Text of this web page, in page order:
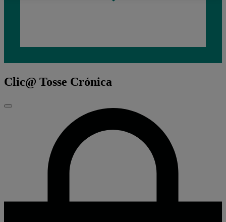
Clic@ Tosse Crónica
Fechar